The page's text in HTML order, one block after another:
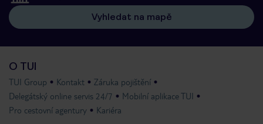
Vyhledat na mapě
O TUI
TUI Group Kontakt
Záruka pojištění
Delegátský online servis 24/7
Mobilní aplikace TUI
Pro cestovní agentury
Kariéra